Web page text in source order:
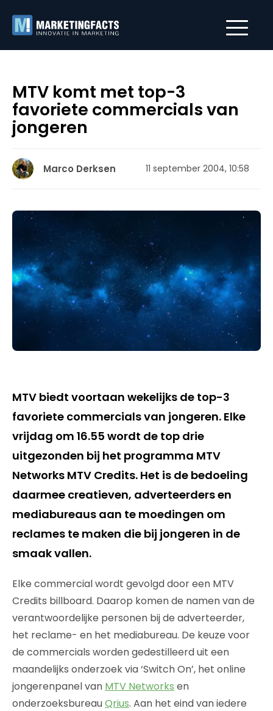
MTV komt met top-3
favoriete commercials van
jongeren
Marco Derksen 11 september 2004, 10:58
MTV biedt voortaan wekelijks de top-3
favoriete commercials van jongeren. Elke
vrijdag om 16.55 wordt de top drie
uitgezonden bij het programma MTV
Networks MTV Credits. Het is de bedoeling
daarmee creatieven, adverteerders en
mediabureaus aan te moedingen om
reclames te maken die bij jongeren in de
smaak vallen.
Elke commercial wordt gevolgd door een MTV
Credits billboard. Daarop komen de namen van de
verantwoordelijke personen bij de adverteerder,
het reclame- en het mediabureau. De keuze voor
de commercials worden gedestilleerd uit een
maandelijks onderzoek via ‘Switch On’, het online
jongerenpanel van MTV Networks en
onderzoeksbureauQrius. Aan het eind van iedere